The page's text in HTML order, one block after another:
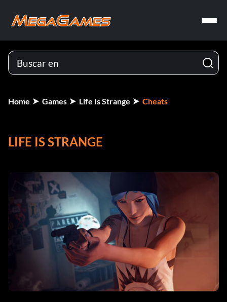
Home Games Life Is Strange Cheats
LIFE IS STRANGE